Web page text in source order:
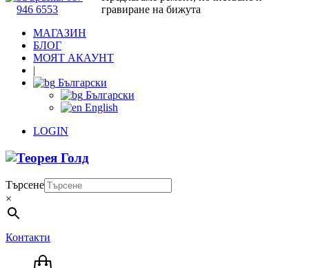
946 6553
гравиране на бижута
МАГАЗИН
БЛОГ
МОЯТ АКАУНТ
|
Български
Български
English
LOGIN
Търсене
×
Контакти